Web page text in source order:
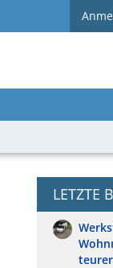
LETZTE